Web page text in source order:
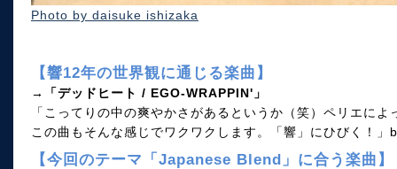
Photo by daisuke ishizaka
【響12年の世界観に通じる楽曲】
→「デッドヒート / EGO-WRAPPIN'」
「こってりの中の爽やかさがあるというか（笑）ペリエに
この曲もそんな感じでワクワクします。「響」にひびく！
【今回のテーマ「Japanese Blend」に合う楽曲】